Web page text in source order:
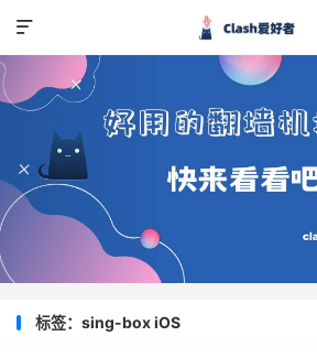

标签：sing-box iOS